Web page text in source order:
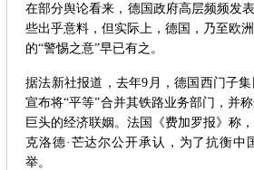
在部分舆论看来，德国政府高层频频发
些出乎意料，但实际上，德国，乃至欧
的“警惕之意”早已有之。
据法新社报道，去年9月，德国西门子
宣布将“平等”合并其铁路业务部门，并
巨头的经济联姻。法国《费加罗报》称
克洛德·芒达尔公开承认，为了抗衡中
举。